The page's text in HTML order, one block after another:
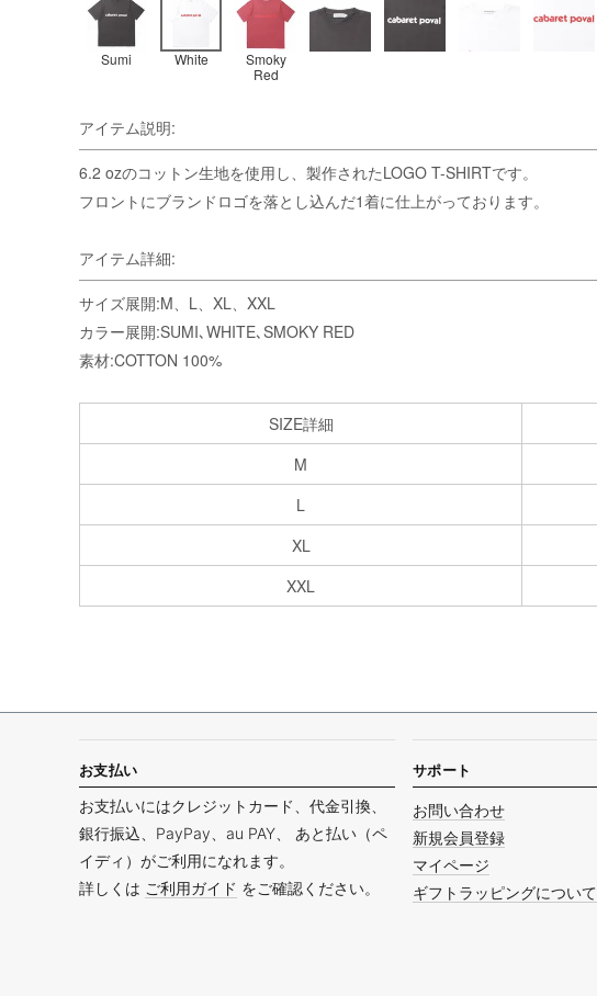
Sumi White
Smoky
Red
アイテム説明:
6.2 ozのコットン生地を使用し、製作されたLOGO T-SHIRTです。
フロントにブランドロゴを落とし込んだ1着に仕上がっております。
アイテム詳細:
サイズ展開:M、L、XL、XXL
カラー展開:SUMI､WHITE､SMOKY RED
素材:COTTON 100%
SIZE詳細
M
L
XL
XXL
お支払い
お支払いにはクレジットカード、代金引換、
銀行振込、PayPay、au PAY、 あと払い（ペ
イディ）がご利用になれます。
詳しくは ご利用ガイド をご確認ください。
サポート
お問い合わせ
新規会員登録
マイページ
ギフトラッピングについて